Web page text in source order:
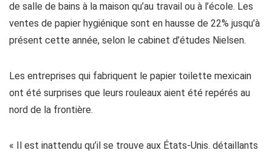
de salle de bains à la maison qu’au travail ou à l’école. Les
ventes de papier hygiénique sont en hausse de 22% jusqu’à
présent cette année, selon le cabinet d’études Nielsen.
Les entreprises qui fabriquent le papier toilette mexicain
ont été surprises que leurs rouleaux aient été repérés au
nord de la frontière.
« Il est inattendu qu’il se trouve aux États-Unis. détaillants